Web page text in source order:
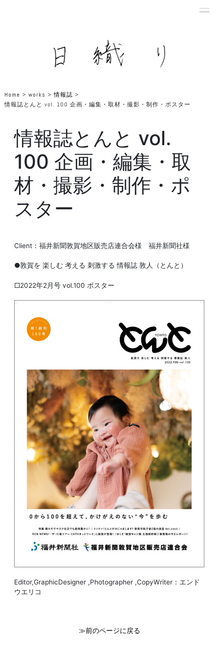
Home > works >情報誌 >
情報誌とんと vol. 100 企画・編集・取材・撮影・制作・ポスター
情報誌とんと vol.
100 企画・編集・取
材・撮影・制作・ポ
スター
Client：福井新聞敦賀地区販売店連合会様 福井新聞社様
●敦賀を 楽しむ 考える 刺激する 情報誌 敦人（とんと）
□2022年2月号 vol.100 ポスター
Editor,GraphicDesigner ,Photographer ,CopyWriter：エンド
ウエリコ
≫前のページに戻る